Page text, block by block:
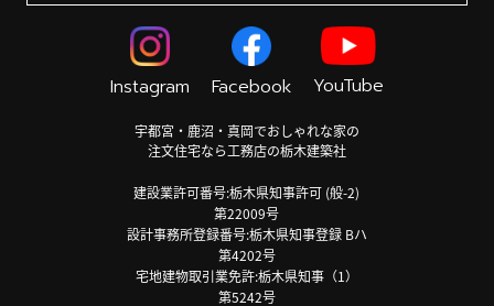
Instagram Facebook YouTube
宇都宮・鹿沼・真岡でおしゃれな家の
注文住宅なら工務店の栃木建築社
建設業許可番号:栃木県知事許可 (般-2)
第22009号
設計事務所登録番号:栃木県知事登録 Bハ
第4202号
宅地建物取引業免許:栃木県知事（1）
第5242号